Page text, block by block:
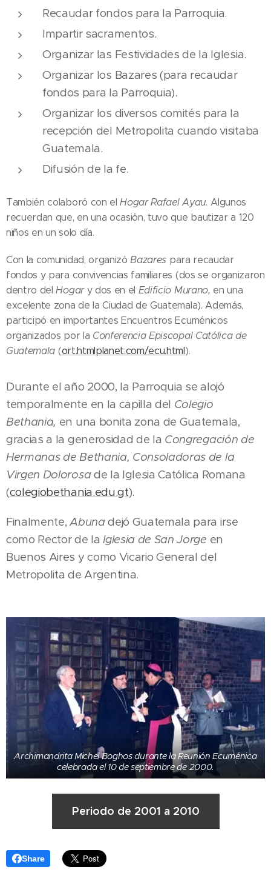
Recaudar fondos para la Parroquia.
Impartir sacramentos.
Organizar las Festividades de la Iglesia.
Organizar los Bazares (para recaudar
fondos para la Parroquia).
Organizar los diversos comités para la
recepción del Metropolita cuando visitaba
Guatemala.
Difusión de la fe.
También colaboró con elHogar Rafael Ayau. Algunos
recuerdan que, en una ocasión, tuvo que bautizar a 120
niños en un solo día.
Con la comunidad, organizó Bazares para recaudar
fondos y para convivencias familiares (dos se organizaron
dentro delHogary dos en el Edificio Murano, en una
excelente zona de la Ciudad de Guatemala). Además,
participó en importantes Encuentros Ecuménicos
organizados por la Conferencia Episcopal Católica de
Guatemala (ort.htmlplanet.com/ecu.html).
Durante el año 2000, la Parroquia se alojó
temporalmente en la capilla del Colegio
Bethania, en una bonita zona de Guatemala,
gracias a la generosidad de la Congregación de
Hermanas de Bethania, Consoladoras de la
Virgen Dolorosade la Iglesia Católica Romana
(colegiobethania.edu.gt).
Finalmente,Abunadejó Guatemala para irse
como Rector de laIglesia de San Jorge en
Buenos Aires y como Vicario General del
Metropolita de Argentina.
Archimandrita Michel Boghos durante la Reunión Ecuménica
celebrada el 10 de septiembre de 2000.
Periodo de 2001 a 2010
Share